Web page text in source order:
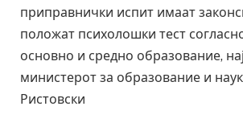
приправнички испит имаат
положат психолошки тест
основно и средно образование,
министерот за образование и
Ристовски